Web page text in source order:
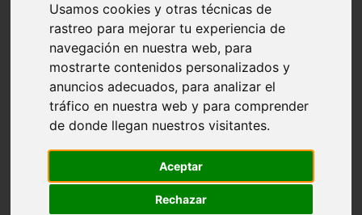
Usamos cookies y otras técnicas de
rastreo para mejorar tu experiencia de
navegación en nuestra web, para
mostrarte contenidos personalizados y
anuncios adecuados, para analizar el
tráfico en nuestra web y para comprender
de donde llegan nuestros visitantes.
Aceptar
Rechazar
CLASIFICACIONES A 06 DE AUG DE
2026
VER OTRO GRUPO
GRUPO: 1701 ALEVIN MAS.2ª AÑO-
GRUPO A